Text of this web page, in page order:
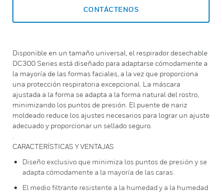
CONTÁCTENOS
Disponible en un tamaño universal, el respirador desechable
DC300 Series está diseñado para adaptarse cómodamente a
la mayoría de las formas faciales, a la vez que proporciona
una protección respiratoria excepcional. La máscara
ajustada a la forma se adapta a la forma natural del rostro,
minimizando los puntos de presión. El puente de nariz
moldeado reduce los ajustes necesarios para lograr un ajuste
adecuado y proporcionar un sellado seguro.
CARACTERÍSTICAS Y VENTAJAS
Diseño exclusivo que minimiza los puntos de presión y se
adapta cómodamente a la mayoría de las caras.
El medio filtrante resistente a la humedad y a la humedad